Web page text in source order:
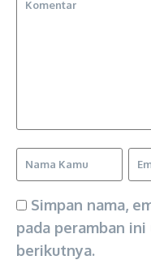
Simpan nama,
pada peramban
berikutnya.